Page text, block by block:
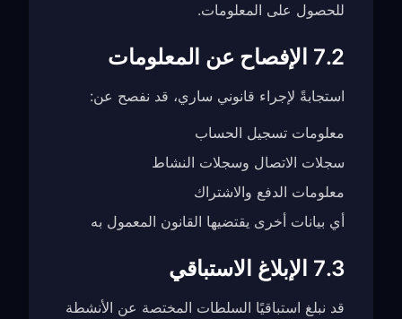
للحصول على المعلومات.
7.2 الإفصاح عن المعلومات
استجابةً لإجراء قانوني ساري، قد نفصح عن:
معلومات تسجيل الحساب
سجلات الاتصال وسجلات النشاط
معلومات الدفع والاشتراك
أي بيانات أخرى يقتضيها القانون المعمول به
7.3 الإبلاغ الاستباقي
قد نبلغ استباقيًا السلطات المختصة عن الأنشطة